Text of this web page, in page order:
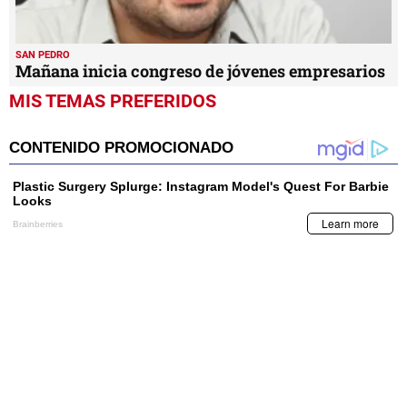
SAN PEDRO
Mañana inicia congreso de jóvenes empresarios
MIS TEMAS PREFERIDOS